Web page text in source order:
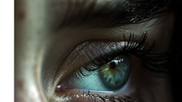
Il reste
Ariel vient
Nathaniel